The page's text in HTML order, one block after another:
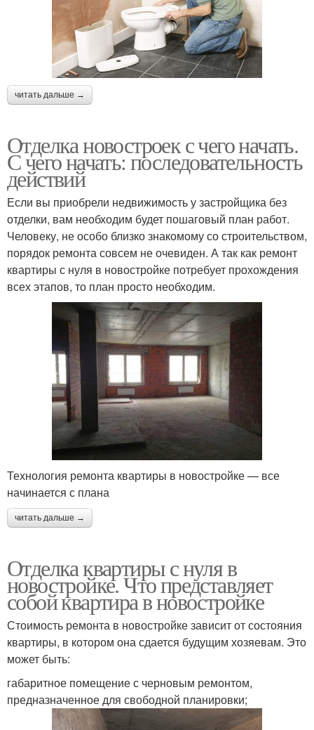
читать дальше →
Отделка новостроек с чего начать.
С чего начать: последовательность
действий
Если вы приобрели недвижимость у застройщика без
отделки, вам необходим будет пошаговый план работ.
Человеку, не особо близко знакомому со строительством,
порядок ремонта совсем не очевиден. А так как ремонт
квартиры с нуля в новостройке потребует прохождения
всех этапов, то план просто необходим.
Технология ремонта квартиры в новостройке — все
начинается с плана
читать дальше →
Отделка квартиры с нуля в
новостройке. Что представляет
собой квартира в новостройке
Стоимость ремонта в новостройке зависит от состояния
квартиры, в котором она сдается будущим хозяевам. Это
может быть:
габаритное помещение с черновым ремонтом,
предназначенное для свободной планировки;